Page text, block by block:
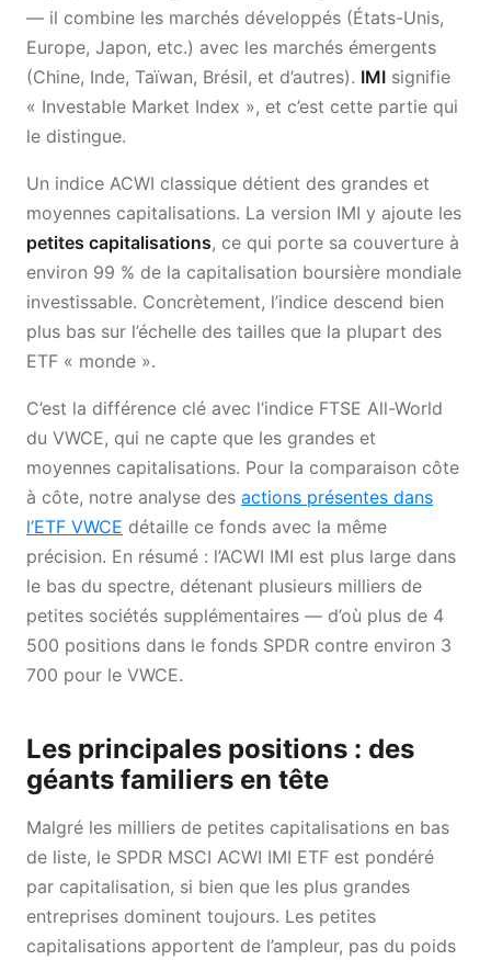
— il combine les marchés développés (États-Unis,
Europe, Japon, etc.) avec les marchés émergents
(Chine, Inde, Taïwan, Brésil, et d’autres). IMI signifie
« Investable Market Index », et c’est cette partie qui
le distingue.
Un indice ACWI classique détient des grandes et
moyennes capitalisations. La version IMI y ajoute les
petites capitalisations, ce qui porte sa couverture à
environ 99 % de la capitalisation boursière mondiale
investissable. Concrètement, l’indice descend bien
plus bas sur l’échelle des tailles que la plupart des
ETF « monde ».
C’est la différence clé avec l’indice FTSE All-World
du VWCE, qui ne capte que les grandes et
moyennes capitalisations. Pour la comparaison côte
à côte, notre analyse des actions présentes dans
l’ETF VWCE détaille ce fonds avec la même
précision. En résumé : l’ACWI IMI est plus large dans
le bas du spectre, détenant plusieurs milliers de
petites sociétés supplémentaires — d’où plus de 4
500 positions dans le fonds SPDR contre environ 3
700 pour le VWCE.
Les principales positions : des
géants familiers en tête
Malgré les milliers de petites capitalisations en bas
de liste, le SPDR MSCI ACWI IMI ETF est pondéré
par capitalisation, si bien que les plus grandes
entreprises dominent toujours. Les petites
capitalisations apportent de l’ampleur, pas du poids